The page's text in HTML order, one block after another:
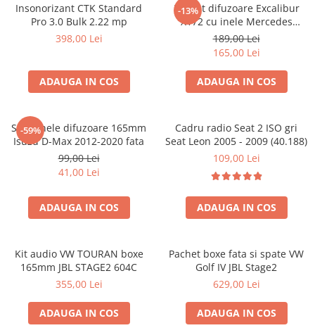
Insonorizant CTK Standard
Pro 3.0 Bulk 2.22 mp
398,00 Lei
ADAUGA IN COS
-13%
Pachet difuzoare Excalibur
X172 cu inele Mercedes
Vito/Viano W639, VW Crafter
189,00 Lei
165,00 Lei
ADAUGA IN COS
-59%
Set 2 inele difuzoare 165mm
Isuzu D-Max 2012-2020 fata
99,00 Lei
41,00 Lei
ADAUGA IN COS
Cadru radio Seat 2 ISO gri
Seat Leon 2005 - 2009 (40.188)
109,00 Lei
ADAUGA IN COS
Kit audio VW TOURAN boxe
165mm JBL STAGE2 604C
355,00 Lei
ADAUGA IN COS
Pachet boxe fata si spate VW
Golf IV JBL Stage2
629,00 Lei
ADAUGA IN COS